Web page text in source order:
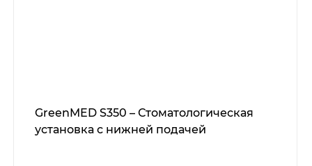
GreenMED S350 – Стоматологическая
установка с нижней подачей